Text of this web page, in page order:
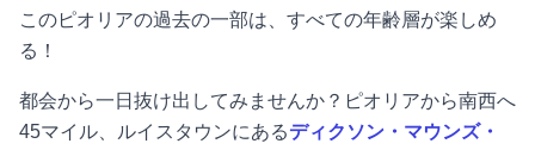
このピオリアの過去の一部は、すべての年齢層が楽しめ
る！
都会から一日抜け出してみませんか？ピオリアから南西へ
45マイル、ルイスタウンにあるディクソン・マウンズ・